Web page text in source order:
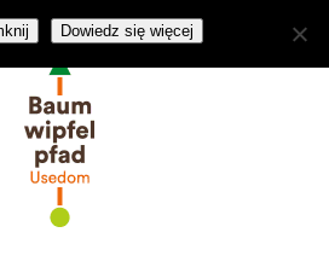
Dowiedz się więcej